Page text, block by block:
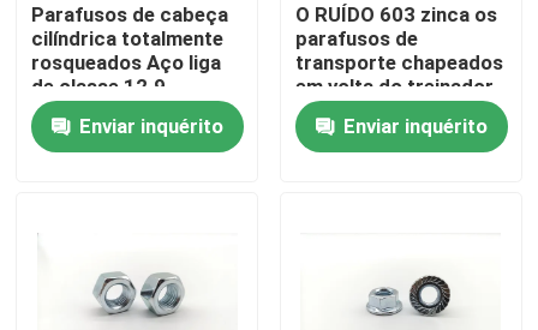
Controle da qualidade
Contacte-nos
Parafusos de grande resistência
Parafusos de cabeça
cilíndrica totalmente
rosqueados Aço liga
de classe 12.9
banhado a zinco
Enviar inquérito
O RUÍDO 603 zinca os
parafusos de
transporte chapeados
em volta do treinador
principal quadrado
principal Bolts
Enviar inquérito